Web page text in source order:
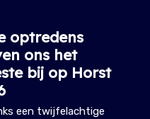
optredens
ons het
bij op Horst
een twijfelachtige